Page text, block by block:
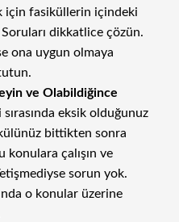
için fasiküllerin içindeki
dikkatlice çözün.
ona uygun olmaya
ve Olabildiğince
eksik olduğunuz
bittikten sonra
konulara çalışın ve
sorun yok.
o konular üzerine